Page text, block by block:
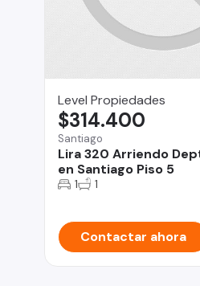
Level Propiedades
Santiago
Lira 320 Arriendo
en Santiago Piso 5
$314.400
1 1
Contactar ahora